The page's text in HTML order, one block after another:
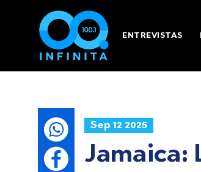
ENTREVISTAS
Sep 12 2025
Jamaica: